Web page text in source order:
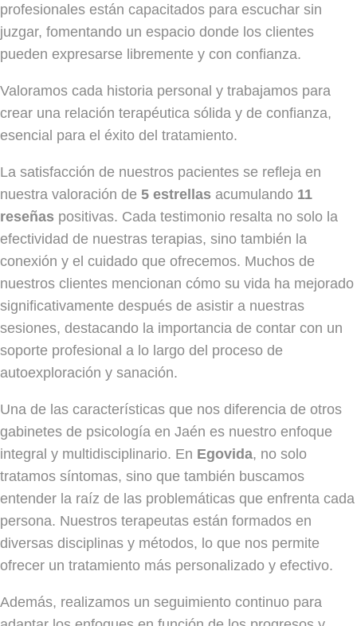
profesionales están capacitados para escuchar sin
juzgar, fomentando un espacio donde los clientes
pueden expresarse libremente y con confianza.
Valoramos cada historia personal y trabajamos para
crear una relación terapéutica sólida y de confianza,
esencial para el éxito del tratamiento.
La satisfacción de nuestros pacientes se refleja en
nuestra valoración de 5 estrellas acumulando 11
reseñas positivas. Cada testimonio resalta no solo la
efectividad de nuestras terapias, sino también la
conexión y el cuidado que ofrecemos. Muchos de
nuestros clientes mencionan cómo su vida ha mejorado
significativamente después de asistir a nuestras
sesiones, destacando la importancia de contar con un
soporte profesional a lo largo del proceso de
autoexploración y sanación.
Una de las características que nos diferencia de otros
gabinetes de psicología en Jaén es nuestro enfoque
integral y multidisciplinario. En Egovida, no solo
tratamos síntomas, sino que también buscamos
entender la raíz de las problemáticas que enfrenta cada
persona. Nuestros terapeutas están formados en
diversas disciplinas y métodos, lo que nos permite
ofrecer un tratamiento más personalizado y efectivo.
Además, realizamos un seguimiento continuo para